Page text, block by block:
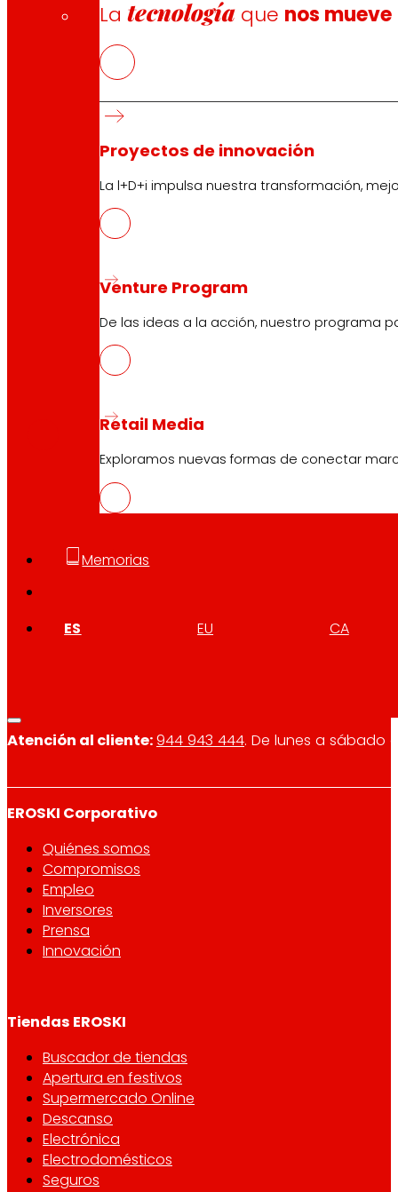
Latecnología que nos mueve
Proyectos de innovación
La l+D+i impulsa nuestra transformación,
Venture Program
De las ideas a la acción, nuestro programa
Retail Media
Exploramos nuevas formas de conectar
Memorias
ES EU CA
Síguenos
Atención al cliente:944 943 444. De lunes a sábado
EROSKI Corporativo
Quiénes somos
Compromisos
Empleo
Inversores
Prensa
Innovación
Tiendas EROSKI
Buscador de tiendas
Apertura en festivos
Supermercado Online
Descanso
Electrónica
Electrodomésticos
Seguros